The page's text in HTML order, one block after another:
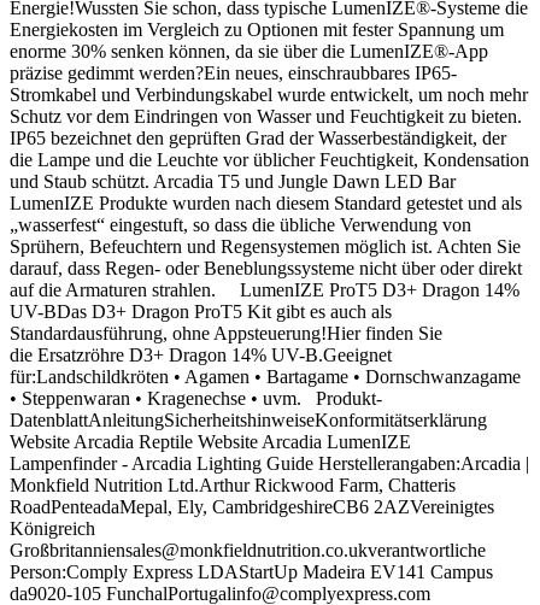
Energie!Wussten Sie schon, dass typische LumenIZE®-Systeme die
Energiekosten im Vergleich zu Optionen mit fester Spannung um
enorme 30% senken können, da sie über die LumenIZE®-App
präzise gedimmt werden?Ein neues, einschraubbares IP65-
Stromkabel und Verbindungskabel wurde entwickelt, um noch mehr
Schutz vor dem Eindringen von Wasser und Feuchtigkeit zu bieten.
IP65 bezeichnet den geprüften Grad der Wasserbeständigkeit, der
die Lampe und die Leuchte vor üblicher Feuchtigkeit, Kondensation
und Staub schützt. Arcadia T5 und Jungle Dawn LED Bar
LumenIZE Produkte wurden nach diesem Standard getestet und als
„wasserfest“ eingestuft, so dass die übliche Verwendung von
Sprühern, Befeuchtern und Regensystemen möglich ist. Achten Sie
darauf, dass Regen- oder Beneblungssysteme nicht über oder direkt
auf die Armaturen strahlen. LumenIZE ProT5 D3+ Dragon 14%
UV-BDas D3+ Dragon ProT5 Kit gibt es auch als
Standardausführung, ohne Appsteuerung!Hier finden Sie
die Ersatzröhre D3+ Dragon 14% UV-B.Geeignet
für:Landschildkröten • Agamen • Bartagame • Dornschwanzagame
• Steppenwaran • Kragenechse • uvm. Produkt-
DatenblattAnleitungSicherheitshinweiseKonformitätserklärung
Website Arcadia Reptile Website Arcadia LumenIZE
Lampenfinder - Arcadia Lighting Guide Herstellerangaben:Arcadia |
Monkfield Nutrition Ltd.Arthur Rickwood Farm, Chatteris
RoadPenteadaMepal, Ely, CambridgeshireCB6 2AZVereinigtes
Königreich
Großbritanniensales@monkfieldnutrition.co.ukverantwortliche
Person:Comply Express LDAStartUp Madeira EV141 Campus
da9020-105 FunchalPortugalinfo@complyexpress.com